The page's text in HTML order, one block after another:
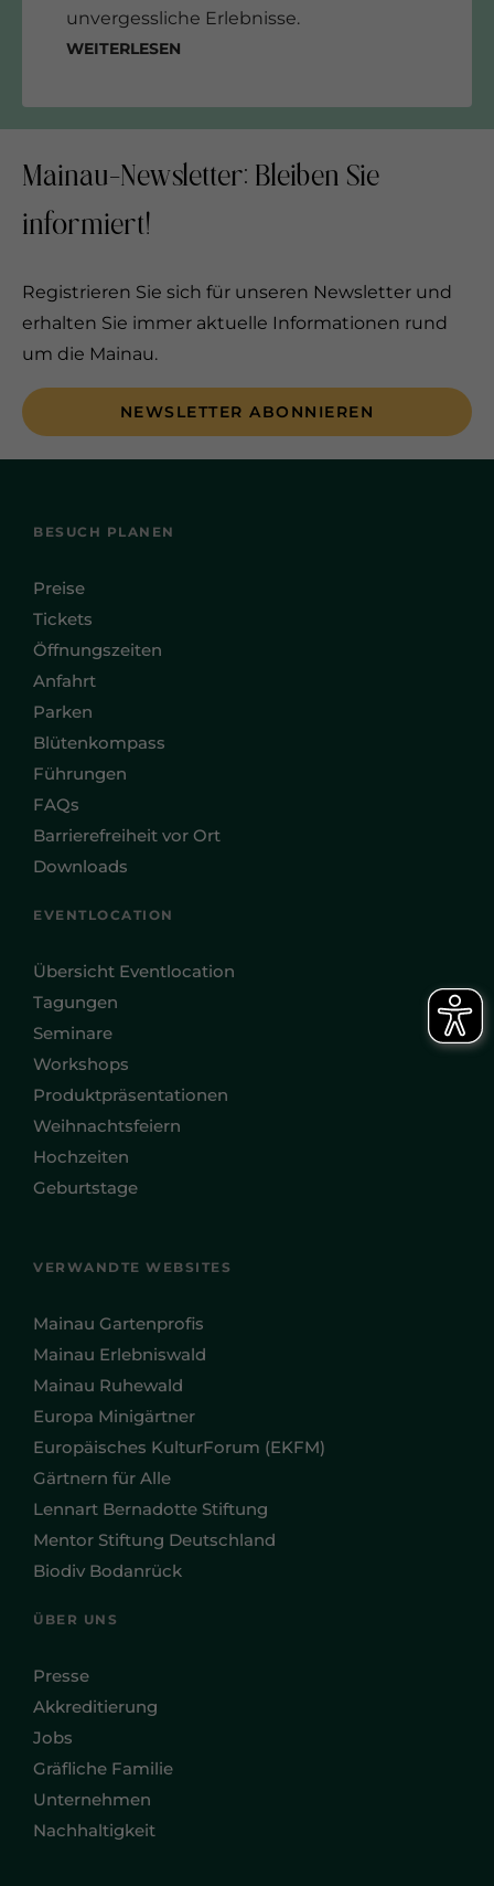
unvergessliche Erlebnisse.
Weiterlesen
Mainau-Newsletter: Bleiben Sie
informiert!
Registrieren Sie sich für unseren Newsletter und
erhalten Sie immer aktuelle Informationen rund
um die Mainau.
NEWSLETTER ABONNIEREN
BESUCH PLANEN
Preise
Tickets
Öffnungszeiten
Anfahrt
Parken
Blütenkompass
Führungen
FAQs
Barrierefreiheit vor Ort
Downloads
EVENTLOCATION
Übersicht Eventlocation
Tagungen
Seminare
Workshops
Produktpräsentationen
Weihnachtsfeiern
Hochzeiten
Geburtstage
VERWANDTE WEBSITES
Mainau Gartenprofis
Mainau Erlebniswald
Mainau Ruhewald
Europa Minigärtner
Europäisches KulturForum (EKFM)
Gärtnern für Alle
Lennart Bernadotte Stiftung
Mentor Stiftung Deutschland
Biodiv Bodanrück
ÜBER UNS
Presse
Akkreditierung
Jobs
Gräfliche Familie
Unternehmen
Nachhaltigkeit